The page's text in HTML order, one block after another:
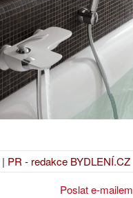
| PR - redakce BYDLENÍ.CZ
Poslat e-mailem